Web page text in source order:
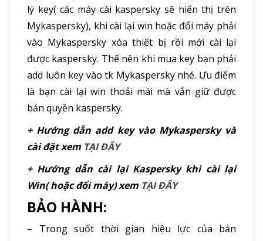
lý key( các máy cài kaspersky sẽ hiển thị trên
Mykaspersky), khi cài lại win hoặc đổi máy phải
vào Mykaspersky xóa thiết bị rồi mới cài lại
được kaspersky. Thế nên khi mua key bạn phải
add luôn key vào tk Mykaspersky nhé. Ưu điểm
là bạn cài lại win thoải mái mà vẫn giữ được
bản quyền kaspersky.
+ Hướng dẫn add key vào Mykaspersky và
cài đặt xem TẠI ĐÂY
+ Hướng dẫn cài lại Kaspersky khi cài lại
Win( hoặc đổi máy) xem TẠI ĐÂY
BẢO HÀNH:
– Trong suốt thời gian hiệu lực của bản